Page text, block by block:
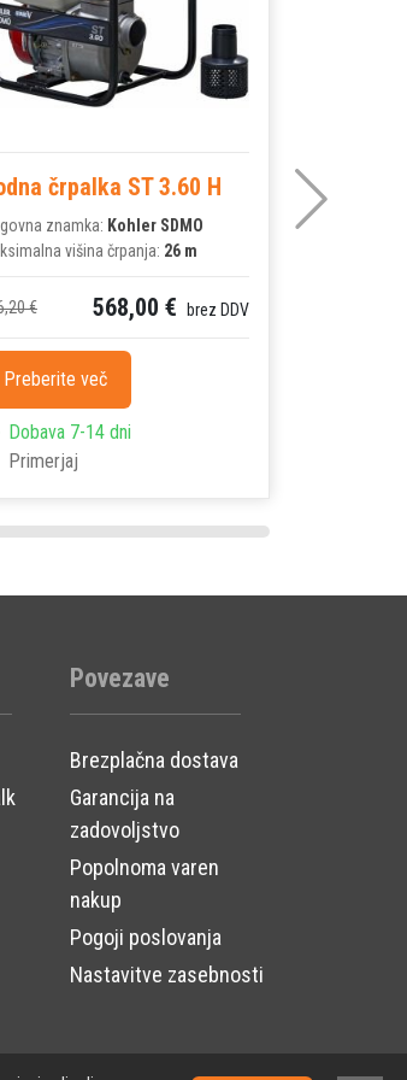
črpalka ST 3.60 H
znamka: Kohler SDMO
višina črpanja: 26 m
€ 568,00 € brez DDV
Preberite več
Dobava 7-14 dni
Primerjaj
Povezave
Brezplačna dostava
Garancija na
zadovoljstvo
Popolnoma varen
nakup
Pogoji poslovanja
Nastavitve zasebnosti